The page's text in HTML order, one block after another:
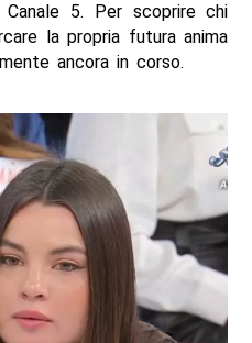
5. Per scoprire chi
la propria futura anima
ancora in corso.